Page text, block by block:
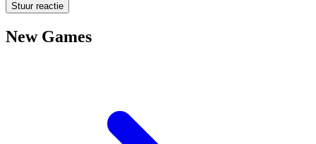
Stuur reactie
New Games